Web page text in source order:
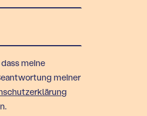
meine
meiner